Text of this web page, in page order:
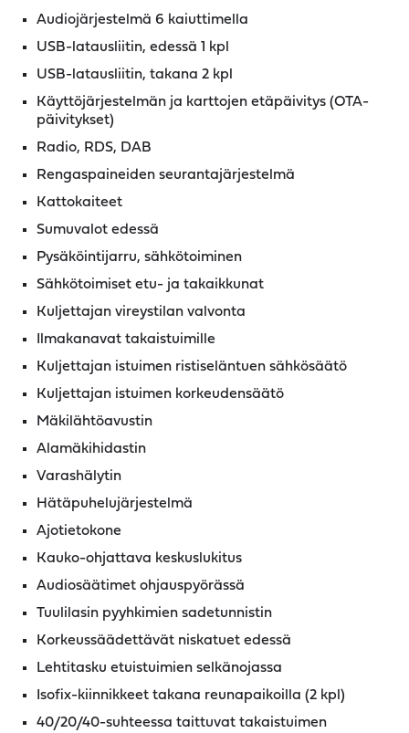
Audiojärjestelmä 6 kaiuttimella
USB-latausliitin, edessä 1 kpl
USB-latausliitin, takana 2 kpl
Käyttöjärjestelmän ja karttojen etäpäivitys (OTA-
päivitykset)
Radio, RDS, DAB
Rengaspaineiden seurantajärjestelmä
Kattokaiteet
Sumuvalot edessä
Pysäköintijarru, sähkötoiminen
Sähkötoimiset etu- ja takaikkunat
Kuljettajan vireystilan valvonta
Ilmakanavat takaistuimille
Kuljettajan istuimen ristiseläntuen sähkösäätö
Kuljettajan istuimen korkeudensäätö
Mäkilähtöavustin
Alamäkihidastin
Varashälytin
Hätäpuhelujärjestelmä
Ajotietokone
Kauko-ohjattava keskuslukitus
Audiosäätimet ohjauspyörässä
Tuulilasin pyyhkimien sadetunnistin
Korkeussäädettävät niskatuet edessä
Lehtitasku etuistuimien selkänojassa
Isofix-kiinnikkeet takana reunapaikoilla (2 kpl)
40/20/40-suhteessa taittuvat takaistuimen